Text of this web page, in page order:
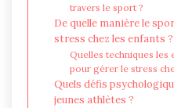
travers le sport ?
De quelle manière le
stress chez les enfants ?
Quelles techniques
pour gérer le stress
Quels défis
jeunes athlètes ?